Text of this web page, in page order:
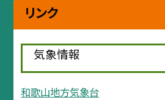
リンク
気象情報
和歌山地方気象台